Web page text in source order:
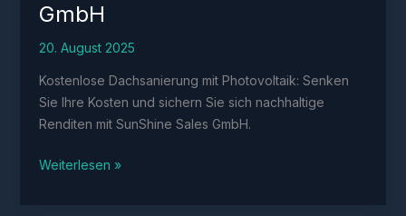
GmbH
20. August 2025
Kostenlose Dachsanierung mit Photovoltaik: Senken
Sie Ihre Kosten und sichern Sie sich nachhaltige
Renditen mit SunShine Sales GmbH.
Kostenlose
Weiterlesen »